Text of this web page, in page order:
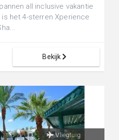
all inclusive vakantie
is het 4-sterren Xperience
Bekijk
Vliegtuig